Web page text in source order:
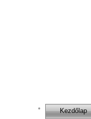
Kezdőlap